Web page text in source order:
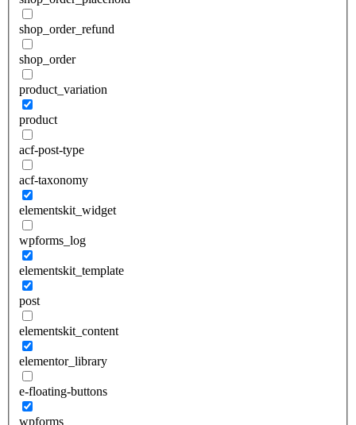
shop_order_refund
shop_order
product_variation
product
acf-post-type
acf-taxonomy
elementskit_widget
wpforms_log
elementskit_template
post
elementskit_content
elementor_library
e-floating-buttons
wpforms